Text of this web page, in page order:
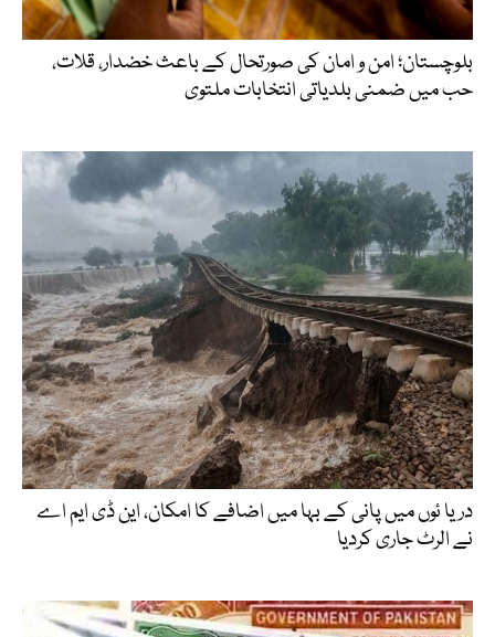
بلوچستان؛ امن و امان کی صورتحال کے باعث خضدار، قلات،
حب میں ضمنی بلدیاتی انتخابات ملتوی
دریا ئوں میں پانی کے بہا میں اضافے کا امکان، این ڈی ایم اے
نے الرٹ جاری کردیا